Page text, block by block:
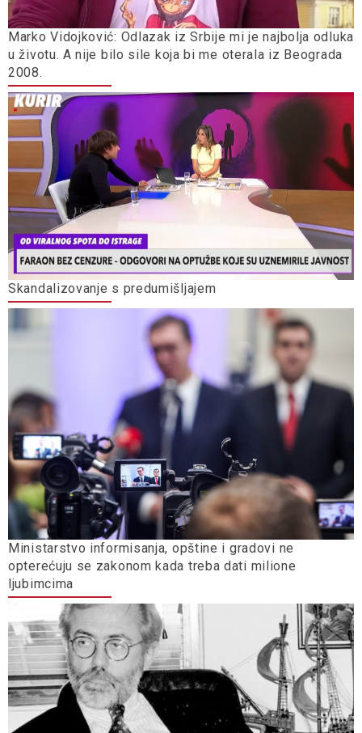
Marko Vidojković: Odlazak iz Srbije mi je najbolja odluka
u životu. A nije bilo sile koja bi me oterala iz Beograda
2008.
Skandalizovanje s predumišljajem
Ministarstvo informisanja, opštine i gradovi ne
opterećuju se zakonom kada treba dati milione
ljubimcima